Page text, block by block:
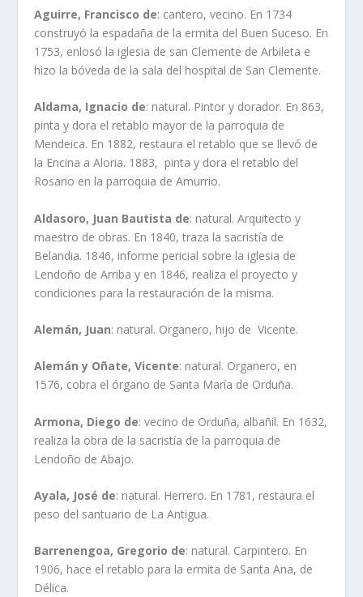
Aguirre, Francisco de: cantero, vecino. En 1734
construyó la espadaña de la ermita del Buen Suceso. En
1753, enlosó la iglesia de san Clemente de Arbileta e
hizo la bóveda de la sala del hospital de San Clemente.
Aldama, Ignacio de: natural. Pintor y dorador. En 863,
pinta y dora el retablo mayor de la parroquia de
Mendeica. En 1882, restaura el retablo que se llevó de
la Encina a Aloria. 1883, pinta y dora el retablo del
Rosario en la parroquia de Amurrio.
Aldasoro, Juan Bautista de: natural. Arquitecto y
maestro de obras. En 1840, traza la sacristía de
Belandia. 1846, informe pericial sobre la iglesia de
Lendoño de Arriba y en 1846, realiza el proyecto y
condiciones para la restauración de la misma.
Alemán, Juan: natural. Organero, hijo de Vicente.
Alemán y Oñate, Vicente: natural. Organero, en
1576, cobra el órgano de Santa María de Orduña.
Armona, Diego de: vecino de Orduña, albañil. En 1632,
realiza la obra de la sacristía de la parroquia de
Lendoño de Abajo.
Ayala, José de: natural. Herrero. En 1781, restaura el
peso del santuario de La Antigua.
Barrenengoa, Gregorio de: natural. Carpintero. En
1906, hace el retablo para la ermita de Santa Ana, de
Délica.